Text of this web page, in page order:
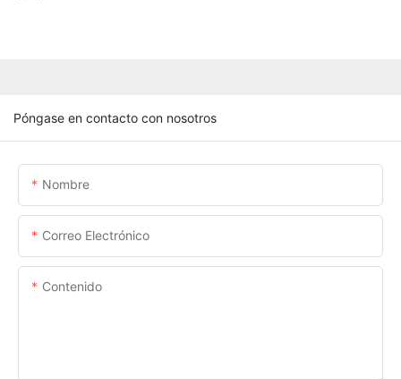
Póngase en contacto con nosotros
Nombre
Correo Electrónico
Contenido